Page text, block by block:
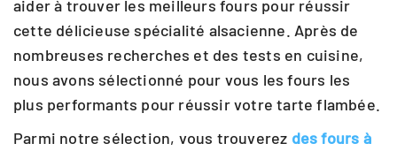
aider à trouver les meilleurs fours pour réussir
cette délicieuse spécialité alsacienne. Après de
nombreuses recherches et des tests en cuisine,
nous avons sélectionné pour vous les fours les
plus performants pour réussir votre tarte flambée.
Parmi notre sélection, vous trouverez des fours à